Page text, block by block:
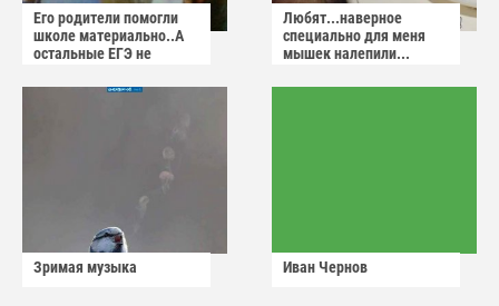
Его родители помогли
школе материально..А
остальные ЕГЭ не
Любят...наверное
специально для меня
мышек налепили...
Зримая музыка Иван Чернов